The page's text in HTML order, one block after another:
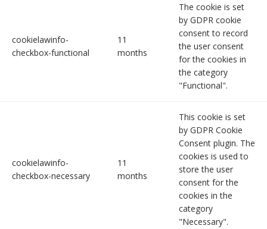
cookielawinfo-
checkbox-functional
11
months
The cookie is set
by GDPR cookie
consent to record
the user consent
for the cookies in
the category
"Functional".
cookielawinfo-
checkbox-necessary
11
months
This cookie is set
by GDPR Cookie
Consent plugin. The
cookies is used to
store the user
consent for the
cookies in the
category
"Necessary".